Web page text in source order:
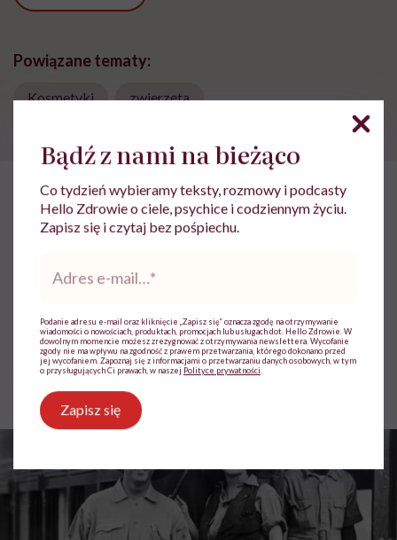
Powiązane tematy:
Kosmetyki zwierzęta
HelloZdrowie: Życie › Praca › Osa Johnson: „Nie mogę się
doczekać powrotu do dżungli.
Jolanta Pawnik
Opublikowano:10.07.2026 13:15
Aktualizacja:
Bądź z nami na bieżąco
Co tydzień wybieramy teksty, rozmowy i podcasty
Hello Zdrowie o ciele, psychice i codziennym życiu.
Zapisz się i czytaj bez pośpiechu.
mail*
Podanie adresu e-mail oraz kliknięcie „Zapisz się” oznacza zgodę na otrzymywanie
wiadomości o nowościach, produktach, promocjach lub usługach dot. Hello Zdrowie. W
dowolnym momencie możesz zrezygnować z otrzymywania newslettera. Wycofanie
zgody nie ma wpływu na zgodność z prawem przetwarzania, którego dokonano przed
jej wycofaniem. Zapoznaj się z informacjami o przetwarzaniu danych osobowych, w tym
o przysługujących Ci prawach, w naszej Polityce prywatności
Zapisz się